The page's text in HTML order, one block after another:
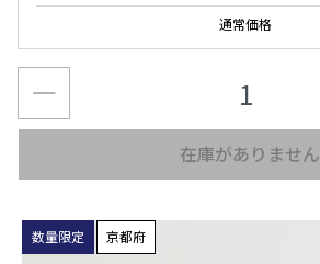
通常価格
在庫がありません
数量限定 京都府